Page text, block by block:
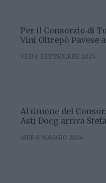
Per il Consorzio di
Vini Oltrepò Pavese
Riccardo Binda
VEN 6 SETTEMBRE 2024
Al timone del
Asti Docg arriva
sinergia associativa e
MER 8 MAGGIO 2024